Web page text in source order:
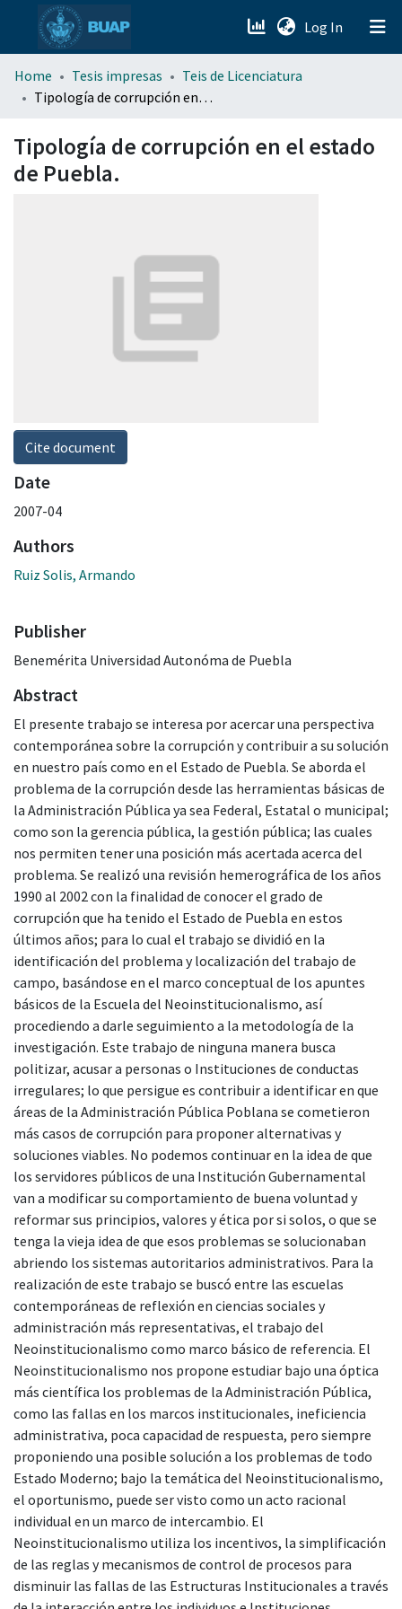
Log In (current)
menu.section.about_menu
Home Tesis impresas
Teis de Licenciatura
Tipología de corrupción en el estado de Puebla.
Tipología de corrupción en el estado
de Puebla.
Cite document
Date
2007-04
Authors
Ruiz Solis, Armando
Publisher
Benemérita Universidad Autonóma de Puebla
Abstract
El presente trabajo se interesa por acercar una perspectiva
contemporánea sobre la corrupción y contribuir a su solución
en nuestro país como en el Estado de Puebla. Se aborda el
problema de la corrupción desde las herramientas básicas de
la Administración Pública ya sea Federal, Estatal o municipal;
como son la gerencia pública, la gestión pública; las cuales
nos permiten tener una posición más acertada acerca del
problema. Se realizó una revisión hemerográfica de los años
1990 al 2002 con la finalidad de conocer el grado de
corrupción que ha tenido el Estado de Puebla en estos
últimos años; para lo cual el trabajo se dividió en la
identificación del problema y localización del trabajo de
campo, basándose en el marco conceptual de los apuntes
básicos de la Escuela del Neoinstitucionalismo, así
procediendo a darle seguimiento a la metodología de la
investigación. Este trabajo de ninguna manera busca
politizar, acusar a personas o Instituciones de conductas
irregulares; lo que persigue es contribuir a identificar en que
áreas de la Administración Pública Poblana se cometieron
más casos de corrupción para proponer alternativas y
soluciones viables. No podemos continuar en la idea de que
los servidores públicos de una Institución Gubernamental
van a modificar su comportamiento de buena voluntad y
reformar sus principios, valores y ética por si solos, o que se
tenga la vieja idea de que esos problemas se solucionaban
abriendo los sistemas autoritarios administrativos. Para la
realización de este trabajo se buscó entre las escuelas
contemporáneas de reflexión en ciencias sociales y
administración más representativas, el trabajo del
Neoinstitucionalismo como marco básico de referencia. El
Neoinstitucionalismo nos propone estudiar bajo una óptica
más científica los problemas de la Administración Pública,
como las fallas en los marcos institucionales, ineficiencia
administrativa, poca capacidad de respuesta, pero siempre
proponiendo una posible solución a los problemas de todo
Estado Moderno; bajo la temática del Neoinstitucionalismo,
el oportunismo, puede ser visto como un acto racional
individual en un marco de intercambio. El
Neoinstitucionalismo utiliza los incentivos, la simplificación
de las reglas y mecanismos de control de procesos para
disminuir las fallas de las Estructuras Institucionales a través